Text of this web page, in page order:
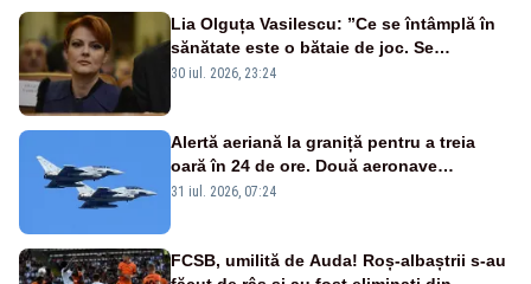
Lia Olguța Vasilescu: ”Ce se întâmplă în
sănătate este o bătaie de joc. Se
guvernează extraordinar de prost”
30 iul. 2026, 23:24
Alertă aeriană la graniță pentru a treia
oară în 24 de ore. Două aeronave
Eurofighter britanice au fost ridicate de la
31 iul. 2026, 07:24
FCSB, umilită de Auda! Roș-albaștrii s-au